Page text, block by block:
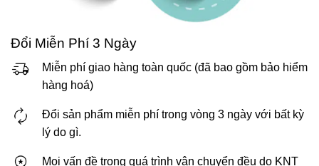
Đổi Miễn Phí 3 Ngày
Miễn phí giao hàng toàn quốc (đã bao gồm bảo hiểm
hàng hoá)
Đổi sản phẩm miễn phí trong vòng 3 ngày với bất kỳ
lý do gì.
Mọi vấn đề trong quá trình vận chuyển đều do KNT